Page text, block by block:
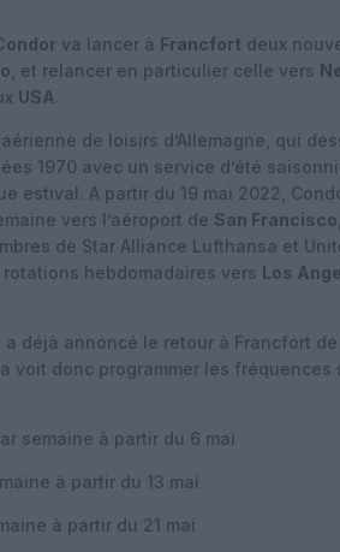
va lancer à Francfort deux
, et relancer en particulier celle vers
USA.
de loisirs d’Allemagne, qui
1970 avec un service d’été
estival. A partir du 19 mai 2022,
vers l’aéroport de San Francisco
de Star Alliance Lufthansa et
hebdomadaires vers Los
déjà annoncé le retour à Francfort
voit donc programmer les fréquences
semaine à partir du 6 mai
à partir du 13 mai
à partir du 21 mai